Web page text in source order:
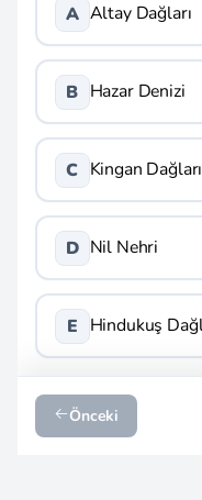
A Altay Dağları
B Hazar Denizi
C Kingan Dağları
D Nil Nehri
E Hindukuş
Önceki